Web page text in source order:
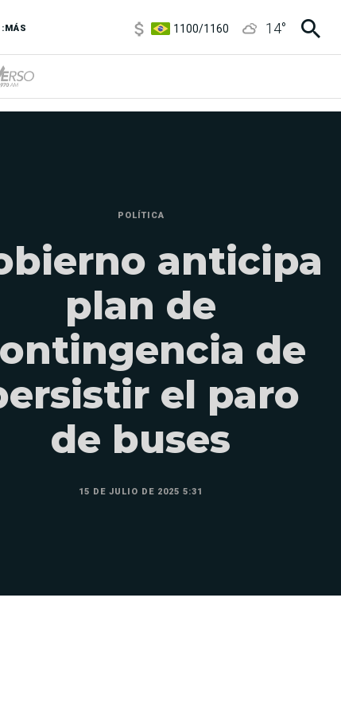
:MÁS
3,8/4
14°
POLÍTICA
anticipa
plan de
de
el paro
de buses
15 DE JULIO DE 2025 5:31